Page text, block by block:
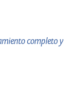
completo y